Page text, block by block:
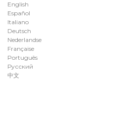
English
Español
Italiano
Deutsch
Nederlandse
Française
Português
Русский
中文